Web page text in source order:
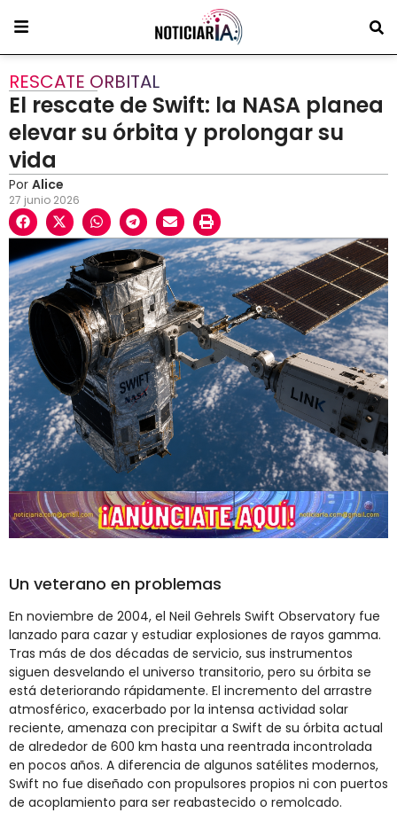
RESCATE ORBITAL
El rescate de Swift: la NASA planea
elevar su órbita y prolongar su
vida
Por Alice
27 junio 2026
Un veterano en problemas
En noviembre de 2004, el Neil Gehrels Swift Observatory fue
lanzado para cazar y estudiar explosiones de rayos gamma.
Tras más de dos décadas de servicio, sus instrumentos
siguen desvelando el universo transitorio, pero su órbita se
está deteriorando rápidamente. El incremento del arrastre
atmosférico, exacerbado por la intensa actividad solar
reciente, amenaza con precipitar a Swift de su órbita actual
de alrededor de 600 km hasta una reentrada incontrolada
en pocos años. A diferencia de algunos satélites modernos,
Swift no fue diseñado con propulsores propios ni con puertos
de acoplamiento para ser reabastecido o remolcado.